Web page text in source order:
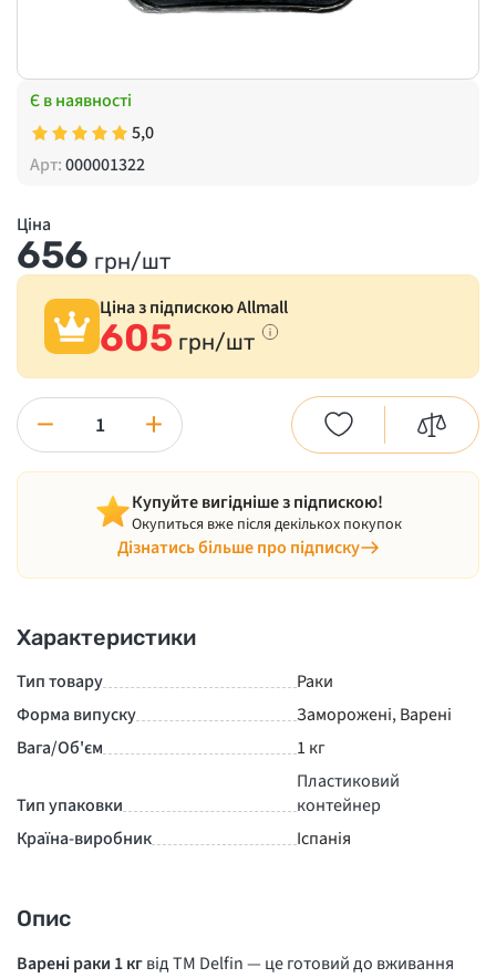
Є в наявності
5,0
Арт:000001322
Ціна
656 грн/шт
Ціна з підпискою Allmall
605 грн/шт
− +
Купуйте вигідніше з підпискою!
Окупиться вже після декількох покупок
Дізнатись більше про підписку
Характеристики
Тип товару
Раки
Форма випуску
Заморожені,Варені
Вага/Об'єм
1 кг
Тип упаковки
Пластиковий
контейнер
Країна-виробник
Іспанія
Опис
Варені раки 1 кгвід ТМ Delfin— це готовий до вживання